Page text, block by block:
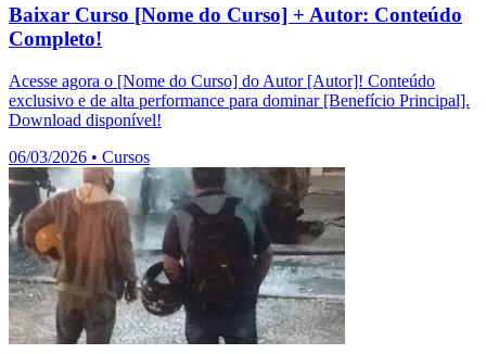
Baixar Curso [Nome do Curso] + Autor: Conteúdo
Completo!
Acesse agora o [Nome do Curso] do Autor [Autor]! Conteúdo
exclusivo e de alta performance para dominar [Benefício Principal].
Download disponível!
06/03/2026 • Cursos